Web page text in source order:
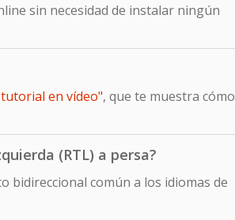
sin necesidad de instalar ningún
en vídeo", que te muestra cómo
(RTL) a persa?
bidireccional común a los idiomas de